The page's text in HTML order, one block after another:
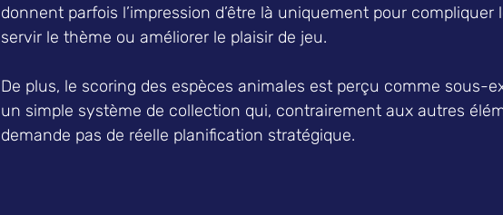
donnent parfois l’impression d’être là uniquement pour
servir le thème ou améliorer le plaisir de jeu.
De plus, le scoring des espèces animales est perçu comme sous-
un simple système de collection qui, contrairement aux autres
demande pas de réelle planification stratégique.